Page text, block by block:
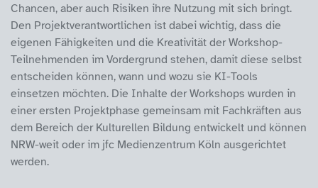
Chancen, aber auch Risiken ihre Nutzung mit sich bringt.
Den Projektverantwortlichen ist dabei wichtig, dass die
eigenen Fähigkeiten und die Kreativität der Workshop-
Teilnehmenden im Vordergrund stehen, damit diese selbst
entscheiden können, wann und wozu sie KI-Tools
einsetzen möchten. Die Inhalte der Workshops wurden in
einer ersten Projektphase gemeinsam mit Fachkräften aus
dem Bereich der Kulturellen Bildung entwickelt und können
NRW-weit oder im jfc Medienzentrum Köln ausgerichtet
werden.